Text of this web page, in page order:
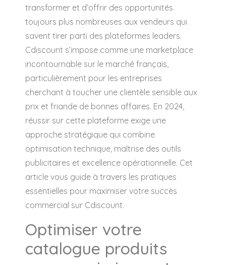
transformer et d’offrir des opportunités
toujours plus nombreuses aux vendeurs qui
savent tirer parti des plateformes leaders.
Cdiscount s’impose comme une marketplace
incontournable sur le marché français,
particulièrement pour les entreprises
cherchant à toucher une clientèle sensible aux
prix et friande de bonnes affaires. En 2024,
réussir sur cette plateforme exige une
approche stratégique qui combine
optimisation technique, maîtrise des outils
publicitaires et excellence opérationnelle. Cet
article vous guide à travers les pratiques
essentielles pour maximiser votre succès
commercial sur Cdiscount.
Optimiser votre
catalogue produits